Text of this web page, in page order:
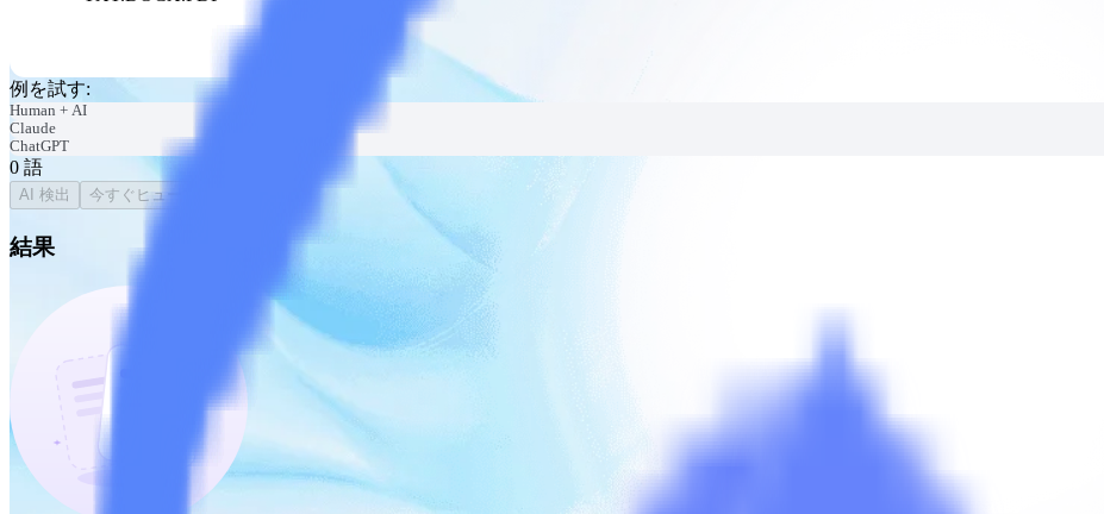
例を試す:
Human + AI
Claude
ChatGPT
0 語
AI 検出 今すぐヒューマナイズ
結果